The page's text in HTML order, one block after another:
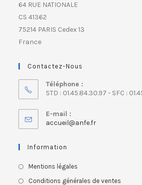
64 RUE NATIONALE
CS 41362
75214 PARIS Cedex 13
France
Contactez-Nous
Téléphone :
STD : 01.45.84.30.97 - SFC :
E-mail :
accueil@anfe.fr
Information
Mentions légales
Conditions générales de ventes